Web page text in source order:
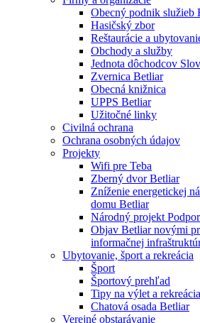
Obecný podnik služieb
Hasičský zbor
Reštaurácie a
Obchody a služby
Jednota dôchodcov
Zvernica Betliar
Obecná knižnica
UPPS Betliar
Užitočné linky
Civilná ochrana
Ochrana osobných údajov
Projekty
Wifi pre Teba
Zberný dvor Betliar
Zníženie energetickej
domu Betliar
Národný projekt
Objav Betliar novými
informačnej
Ubytovanie, šport a rekreácia
Šport
Športový prehľad
Tipy na výlet a rekreácia
Chatová osada Betliar
Verejné obstarávanie